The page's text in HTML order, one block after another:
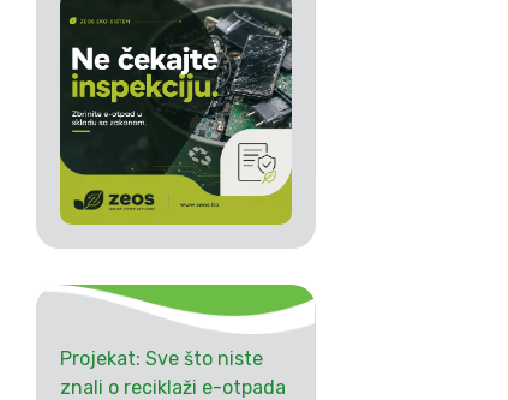
Projekat: Sve što niste
znali o reciklaži e-otpada